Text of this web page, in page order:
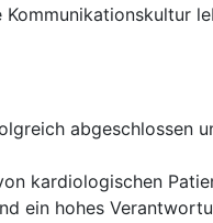
abgeschlossen
kardiologischen
ein hohes